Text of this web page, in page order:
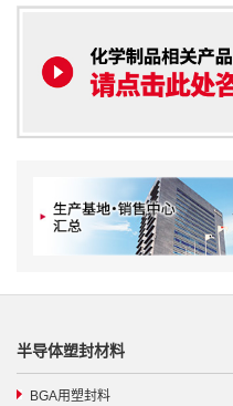
半导体塑封材料
BGA用塑封料